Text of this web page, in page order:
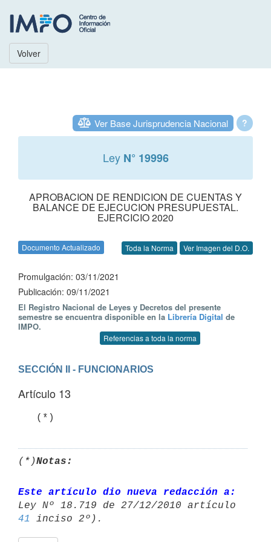
Volver
?
Ver Base Jurisprudencia Nacional
Ley N° 19996
APROBACION DE RENDICION DE CUENTAS Y
BALANCE DE EJECUCION PRESUPUESTAL.
EJERCICIO 2020
Documento Actualizado Toda la Norma Ver Imagen del D.O.
Promulgación: 03/11/2021
Publicación: 09/11/2021
El Registro Nacional de Leyes y Decretos del presente
semestre se encuentra disponible en la Librería Digital de
IMPO.
Referencias a toda la norma
SECCIÓN II - FUNCIONARIOS
Artículo 13
   (*)
(*)Notas:
Este artículo dio nueva redacción a:
41